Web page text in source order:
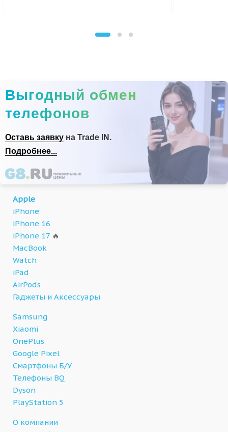
Выгодный обмен
телефонов
Оставь заявку на Trade IN.
Подробнее...
Apple
iPhone
iPhone 16
iPhone 17 🔥
MacBook
Watch
iPad
AirPods
Гаджеты и Аксессуары
Samsung
Xiaomi
OnePlus
Google Pixel
Смартфоны Б/У
Телефоны BQ
Dyson
PlayStation 5
О компании